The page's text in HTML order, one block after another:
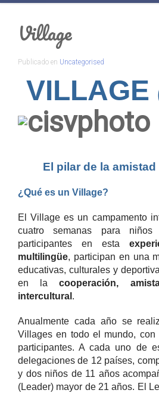
Village
Publicado en Uncategorised
VILLAGE
El pilar de la
¿Qué es un Village?
El Village es un campamento
cuatro semanas para
participantes en esta
multilingüe, participan en una
educativas, culturales y
en lacooperación,
intercultural .
Anualmente cada año se
Villages en todo el mundo,
participantes. A cada uno de
delegaciones de 12 países,
y dos niños de 11 años
(Leader) mayor de 21 años. El